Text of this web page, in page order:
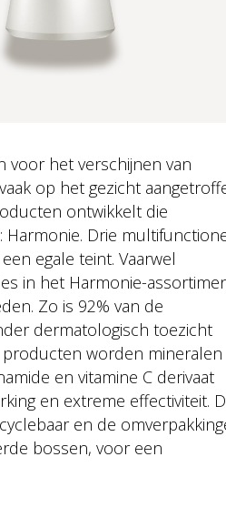
voor het verschijnen van
op het gezicht
ontwikkelt die
Drie
egale teint. Vaarwel
in het Harmonie-
Zo is 92% van de
dermatologisch toezicht
worden mineralen
en vitamine C derivaat
en extreme effectiviteit.
en de
bossen, voor een